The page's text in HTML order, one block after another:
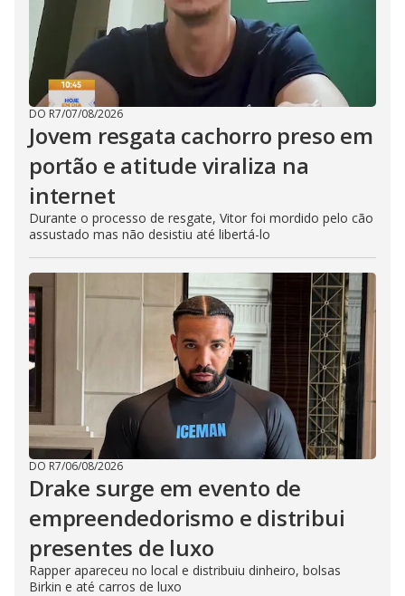
DO R7/07/08/2026
Jovem resgata cachorro preso em
portão e atitude viraliza na
internet
Durante o processo de resgate, Vitor foi mordido pelo cão
assustado mas não desistiu até libertá-lo
DO R7/06/08/2026
Drake surge em evento de
empreendedorismo e distribui
presentes de luxo
Rapper apareceu no local e distribuiu dinheiro, bolsas
Birkin e até carros de luxo